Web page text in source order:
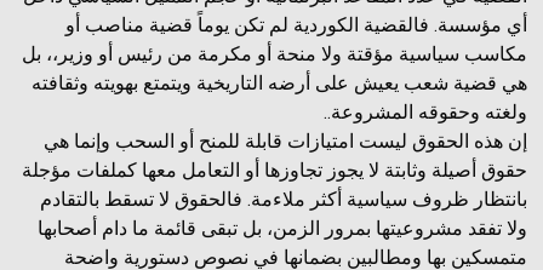
أي مؤسسة. فالقضية الكوردية لم تكن يوماً قضية مناصب أو
مكاسب سياسية مؤقتة ولا منحة أو مكرمة من رئيس أو وزير،، بل
هي قضية شعب يعيش على أرضه التاريخية ويتمتع بهويته وثقافته
ولغته وحقوقه المشروعة..
إن هذه الحقوق ليست امتيازات قابلة للمنح أو السحب وإنما هي
حقوق أصيلة وثابتة لا يجوز تجاوزها أو التعامل معها كملفات مؤجلة
بانتظار ظروف سياسية أكثر ملاءمة. فالحقوق لا تسقط بالتقادم
ولا تفقد مشروعيتها بمرور الزمن، بل تبقى قائمة ما دام أصحابها
متمسكين بها ومطالبين بضمانها في نصوص دستورية واضحة